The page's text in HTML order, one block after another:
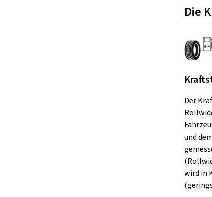
Die
Der
und
wird in